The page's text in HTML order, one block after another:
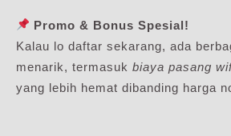
Promo & Bonus Spesial!
Kalau lo daftar sekarang, ada
menarik, termasuk biaya pasang
yang lebih hemat dibanding harga